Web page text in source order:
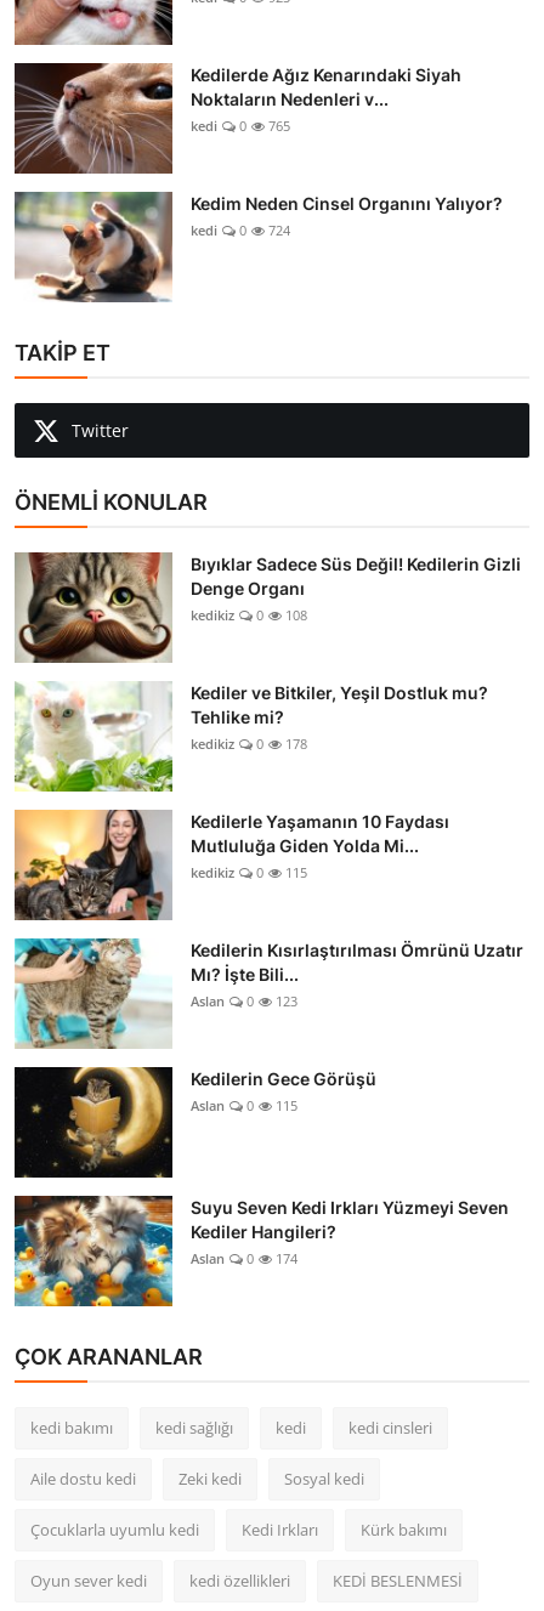
Kedilerde Ağız Kenarındaki Siyah
Noktaların Nedenleri v...
kedi 0 765
Kedim Neden Cinsel Organını Yalıyor?
kedi 0 724
TAKİP ET
Twitter
ÖNEMLİ KONULAR
Bıyıklar Sadece Süs Değil! Kedilerin Gizli
Denge Organı
kedikiz 0 108
Kediler ve Bitkiler, Yeşil Dostluk mu?
Tehlike mi?
kedikiz 0 178
Kedilerle Yaşamanın 10 Faydası
Mutluluğa Giden Yolda Mi...
kedikiz 0 115
Kedilerin Kısırlaştırılması Ömrünü Uzatır
Mı? İşte Bili...
Aslan 0 123
Kedilerin Gece Görüşü
Aslan 0 115
Suyu Seven Kedi Irkları Yüzmeyi Seven
Kediler Hangileri?
Aslan 0 174
ÇOK ARANANLAR
kedi bakımı kedi sağlığı kedi kedi cinsleri
Aile dostu kedi Zeki kedi Sosyal kedi
Çocuklarla uyumlu kedi Kedi Irkları Kürk bakımı
Oyun sever kedi kedi özellikleri KEDİ BESLENMESİ